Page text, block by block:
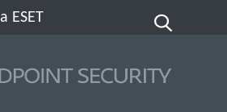
ESET